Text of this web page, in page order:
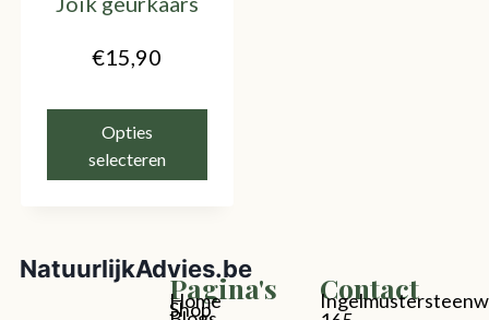
€15,90
Opties
selecteren
NatuurlijkAdvies.be
Pagina's
Home
Shop
Contact